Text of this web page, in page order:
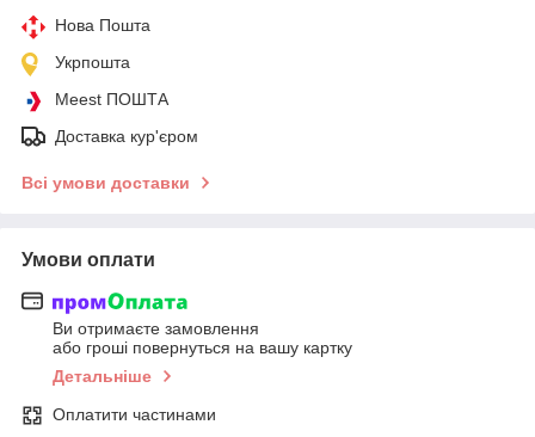
Нова Пошта
Укрпошта
Meest ПОШТА
Доставка кур'єром
Всі умови доставки
Умови оплати
Ви отримаєте замовлення
або гроші повернуться на вашу картку
Детальніше
Оплатити частинами